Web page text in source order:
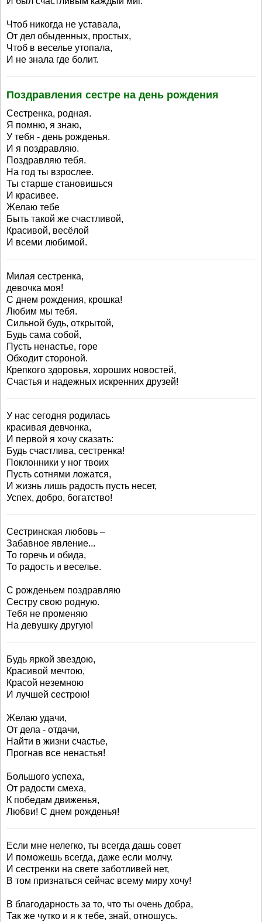
Чтоб никогда не уставала,
От дел обыденных, простых,
Чтоб в веселье утопала,
И не знала где болит.
Поздравления сестре на день рождения
Сестренка, родная.
Я помню, я знаю,
У тебя - день рожденья.
И я поздравляю.
Поздравляю тебя.
На год ты взрослее.
Ты старше становишься
И красивее.
Желаю тебе
Быть такой же счастливой,
Красивой, весёлой
И всеми любимой.
Милая сестренка,
девочка моя!
С днем рождения, крошка!
Любим мы тебя.
Сильной будь, открытой,
Будь сама собой,
Пусть ненастье, горе
Обходит стороной.
Крепкого здоровья, хороших новостей,
Счастья и надежных искренних друзей!
У нас сегодня родилась
красивая девчонка,
И первой я хочу сказать:
Будь счастлива, сестренка!
Поклонники у ног твоих
Пусть сотнями ложатся,
И жизнь лишь радость пусть несет,
Успех, добро, богатство!
Сестринская любовь –
Забавное явление...
То горечь и обида,
То радость и веселье.
С рожденьем поздравляю
Сестру свою родную.
Тебя не променяю
На девушку другую!
Будь яркой звездою,
Красивой мечтою,
Красой неземною
И лучшей сестрою!
Желаю удачи,
От дела - отдачи,
Найти в жизни счастье,
Прогнав все ненастья!
Большого успеха,
От радости смеха,
К победам движенья,
Любви! С днем рожденья!
Если мне нелегко, ты всегда дашь совет
И поможешь всегда, даже если молчу.
И сестренки на свете заботливей нет,
В том признаться сейчас всему миру хочу!
В благодарность за то, что ты очень добра,
Так же чутко и я к тебе, знай, отношусь.